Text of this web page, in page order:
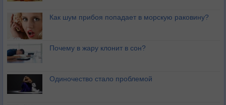
Как шум прибоя попадает в морскую раковину?
Почему в жару клонит в сон?
Одиночество стало проблемой